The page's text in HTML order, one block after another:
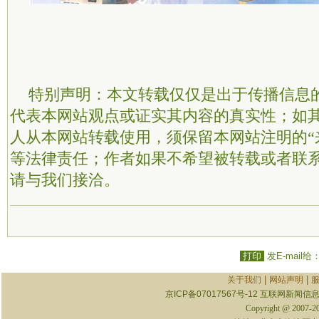
特别声明：本文转载仅仅是出于传播信息
代表本网站观点或证实其内容的真实性；如
人从本网站转载使用，须保留本网站注明的
等法律责任；作者如果不希望被转载或者联
请与我们接洽。
打印 发E-mail给
关于我们 网站声明
京ICP备07017567号-12 互联网新闻信
Copyright @ 2007-